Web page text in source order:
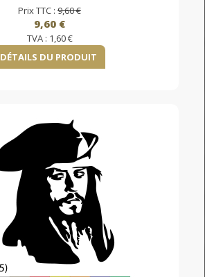
Prix TTC : 9,60 €
9,60 €
TVA : 1,60 €
DÉTAILS DU PRODUIT